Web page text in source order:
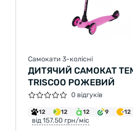
Самокати 3-колісні
ДИТЯЧИЙ САМОКАТ
TRISCOO РОЖЕВИЙ
0 відгуків
12 12 12 9 12
від 157.50 грн/міс